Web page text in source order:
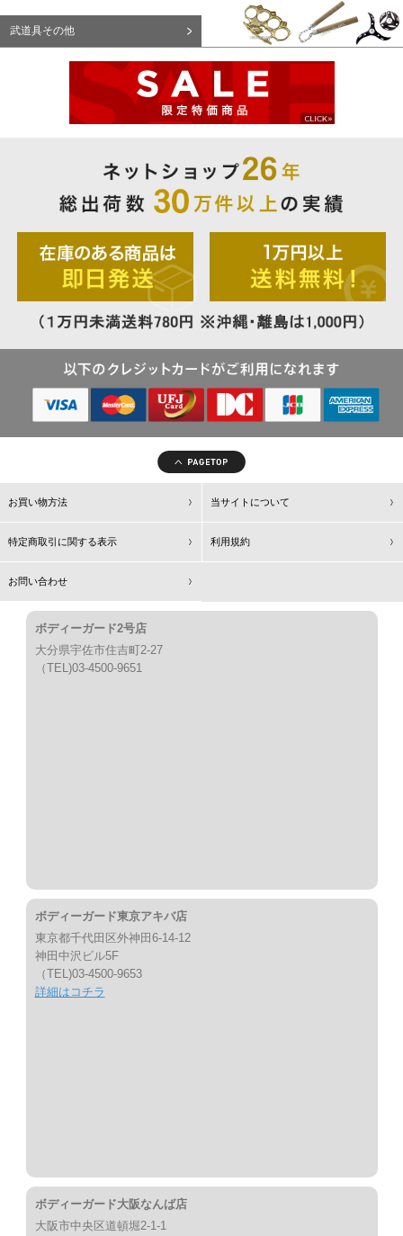
武道具その他
お買い物方法 当サイトについて
特定商取引に関する表示 利用規約
お問い合わせ
ボディーガード2号店
大分県宇佐市住吉町2-27
（TEL)03-4500-9651
ボディーガード東京アキバ店
東京都千代田区外神田6-14-12
神田中沢ビル5F
（TEL)03-4500-9653
詳細はコチラ
ボディーガード大阪なんば店
大阪市中央区道頓堀2-1-1